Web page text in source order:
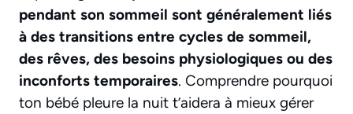
pendant son sommeil sont généralement liés
à des transitions entre cycles de sommeil,
des rêves, des besoins physiologiques ou des
inconforts temporaires. Comprendre pourquoi
ton bébé pleure la nuit t’aidera à mieux gérer